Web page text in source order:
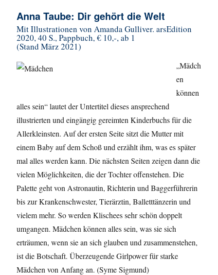
Anna Taube: Dir gehört die Welt
Mit Illustrationen von Amanda Gulliver. arsEdition
2020, 40 S., Pappbuch, € 10,-, ab 1
(Stand März 2021)
„Mädch
en
können
alles sein“ lautet der Untertitel dieses ansprechend
illustrierten und eingängig gereimten Kinderbuchs für die
Allerkleinsten. Auf der ersten Seite sitzt die Mutter mit
einem Baby auf dem Schoß und erzählt ihm, was es später
mal alles werden kann. Die nächsten Seiten zeigen dann die
vielen Möglichkeiten, die der Tochter offenstehen. Die
Palette geht von Astronautin, Richterin und Baggerführerin
bis zur Krankenschwester, Tierärztin, Balletttänzerin und
vielem mehr. So werden Klischees sehr schön doppelt
umgangen. Mädchen können alles sein, was sie sich
erträumen, wenn sie an sich glauben und zusammenstehen,
ist die Botschaft. Überzeugende Girlpower für starke
Mädchen von Anfang an. (Syme Sigmund)